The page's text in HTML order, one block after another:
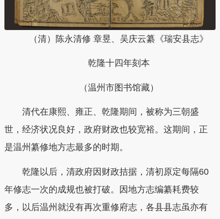
（清）陈永清修 章昱、吴庆云纂《瑞安县志》
乾隆十四年刻本
（温州市图书馆藏）
清代在康熙、雍正、乾隆期间，被称为三朝盛
世，经济状况良好，政府财政也较宽裕。这期间，正
是温州纂修地方志最多的时期。
乾隆以后，清政府因财政拮据，清初原定每隔60
年修志一次的成规也被打破。
因地方志编纂耗费较
多，以后温州就没有再次重修府志，各县县志虽亦有